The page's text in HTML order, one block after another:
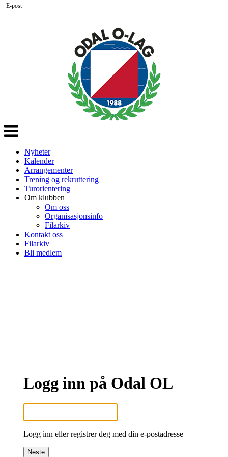
Veksle
navigasjon
Nyheter
Kalender
Arrangementer
Trening og rekruttering
Turorientering
Om klubben
Om oss
Organisasjonsinfo
Filarkiv
Kontakt oss
Filarkiv
Bli medlem
Logg inn på Odal OL
E-post
Logg inn eller registrer deg med din e-postadresse
Neste